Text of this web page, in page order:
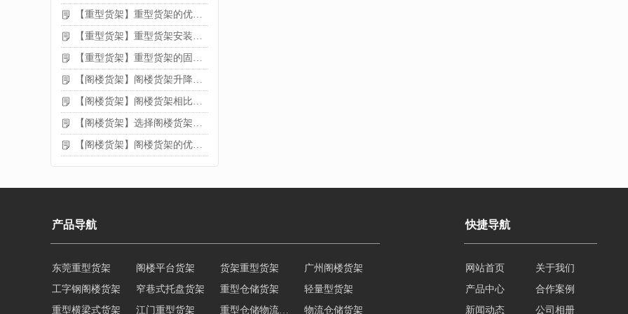
【重型货架】重型货架的优缺点
【重型货架】重型货架安装需要注意什么？
【重型货架】重型货架的固定方法
【阁楼货架】阁楼货架升降机需要注意哪些
【阁楼货架】阁楼货架相比传统货架的优势是什么
【阁楼货架】选择阁楼货架的好处？
【阁楼货架】阁楼货架的优点是什么
产品导航
东莞重型货架 阁楼平台货架 货架重型货架
广州阁楼货架
工字钢阁楼货架
窄巷式托盘货架 重型仓储货架
轻量型货架
重型横梁式货架
江门重型货架 重型仓储物流货架 物流仓储货架
快捷导航
网站首页
关于我们
产品中心
合作案例
新闻动态
公司相册